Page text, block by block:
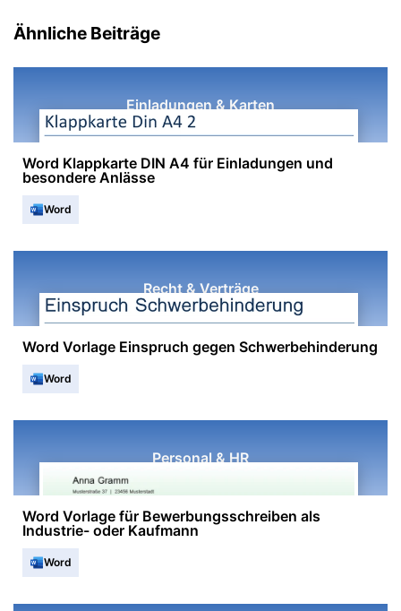
Ähnliche Beiträge
Einladungen & Karten
Word Klappkarte DIN A4 für Einladungen und
besondere Anlässe
Word
Recht & Verträge
Word Vorlage Einspruch gegen Schwerbehinderung
Word
Personal & HR
Word Vorlage für Bewerbungsschreiben als
Industrie- oder Kaufmann
Word